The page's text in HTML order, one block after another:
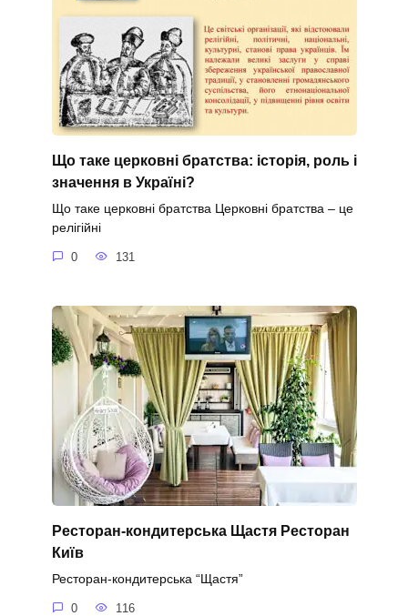
Що таке церковні братства: історія, роль і
значення в Україні?
Що таке церковні братства Церковні братства – це
релігійні
0 131
Ресторан-кондитерська Щастя Ресторан
Київ
Ресторан-кондитерська “Щастя”
0 116